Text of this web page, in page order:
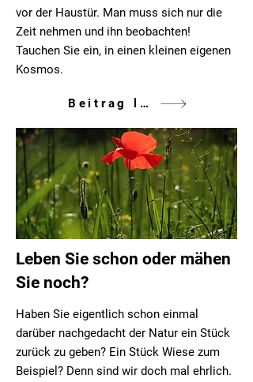
vor der Haustür. Man muss sich nur die
Zeit nehmen und ihn beobachten!
Tauchen Sie ein, in einen kleinen eigenen
Kosmos.
Beitrag lesen
Leben Sie schon oder mähen
Sie noch?
Haben Sie eigentlich schon einmal
darüber nachgedacht der Natur ein Stück
zurück zu geben? Ein Stück Wiese zum
Beispiel? Denn sind wir doch mal ehrlich.